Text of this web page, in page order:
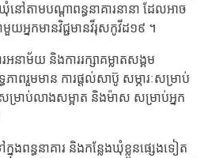
ៅតាមបណ្ដាពន្ធនាគារនានា ​ដែលអាច​
យ​អ្នកមានវិជ្ជមានវីរុសកូវីដ១៩ ។​
រអនាម័យ​ និង​ការរក្សា​គម្លាតសង្គម​
ាព​រួមមាន ​ការផ្ដល់សាប៊ូ​ សម្ភារៈសម្រាប់​
សម្រាប់​លាងសម្អាត ​និងម៉ាស ​សម្រាប់​អ្នក
ងពន្ធនាគារ​ និងកន្លែងឃុំខ្លួន​ផ្សេងទៀត